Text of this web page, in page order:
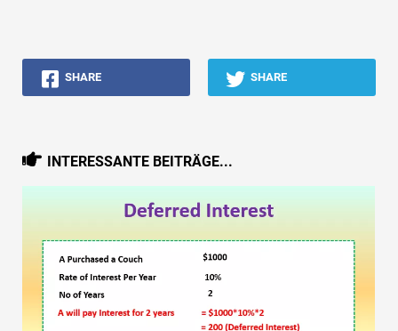
SHARE SHARE
INTERESSANTE BEITRÄGE...